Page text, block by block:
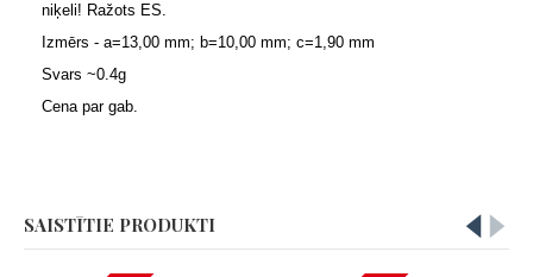
niķeli! Ražots ES.
Izmērs - a=13,00 mm; b=10,00 mm; c=1,90 mm
Svars ~0.4g
Cena par gab.
SAISTĪTIE PRODUKTI